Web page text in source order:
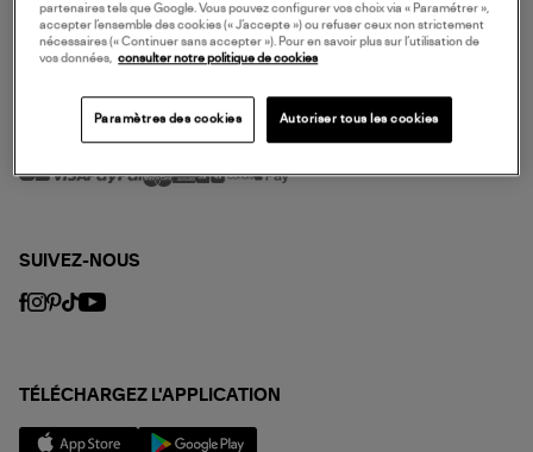
SERVICE CLIENT
MODE DE PAIEMENT
SUIVEZ-NOUS
TÉLÉCHARGEZ L'APPLICATION
partenaires tels que Google. Vous pouvez configurer vos choix via « Paramétrer »,
accepter l’ensemble des cookies (« J’accepte ») ou refuser ceux non strictement
nécessaires (« Continuer sans accepter »). Pour en savoir plus sur l’utilisation de
vos données,
consulter notre politique de cookies
Paramètres des cookies Autoriser tous les cookies